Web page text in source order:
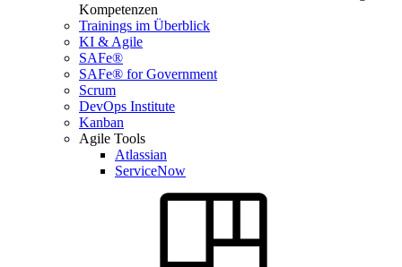
Kompetenzen
Trainings im Überblick
KI & Agile
SAFe®
SAFe® for Government
Scrum
DevOps Institute
Kanban
Agile Tools
Atlassian
ServiceNow